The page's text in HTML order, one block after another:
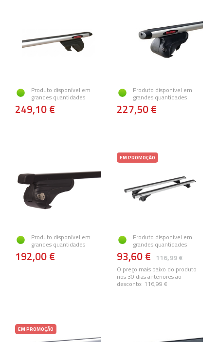
Produto disponível em
grandes quantidades
249,10 €
Produto disponível em
grandes quantidades
227,50 €
Produto disponível em
grandes quantidades
192,00 €
EM PROMOÇÃO
Produto disponível em
grandes quantidades
116,99 €
93,60 €
O preço mais baixo do produto
nos 30 dias anteriores ao
desconto: 116,99 €
EM PROMOÇÃO